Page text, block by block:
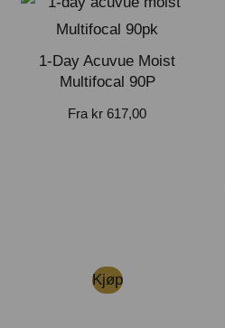
1-Day Acuvue Moist
Multifocal 90P
Fra kr 617,00
Kjøp